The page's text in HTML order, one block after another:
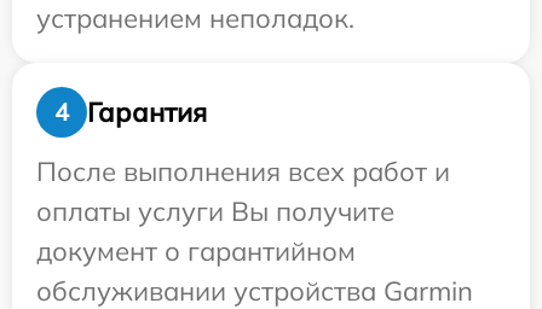
устранением неполадок.
4
Гарантия
После выполнения всех работ и
оплаты услуги Вы получите
документ о гарантийном
обслуживании устройства Garmin